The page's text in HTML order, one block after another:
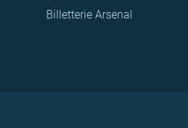
Billetterie Arsenal